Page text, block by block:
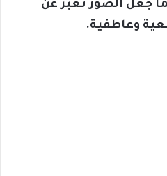
جعل الصور تعبر عن
وعاطفية.